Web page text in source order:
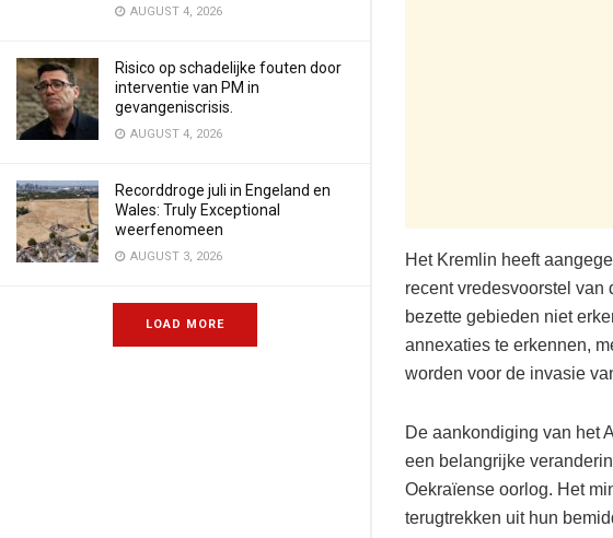
AUGUST 4, 2026
Risico op schadelijke fouten door
interventie van PM in
gevangeniscrisis.
AUGUST 4, 2026
Recorddroge juli in Engeland en
Wales: Truly Exceptional
weerfenomeen
AUGUST 3, 2026
LOAD MORE
Het Kremlin heeft
recent vredesvoorstel van
bezette gebieden niet
annexaties te erkennen,
worden voor de invasie
De aankondiging van het
een belangrijke
Oekraïense oorlog. Het
terugtrekken uit hun